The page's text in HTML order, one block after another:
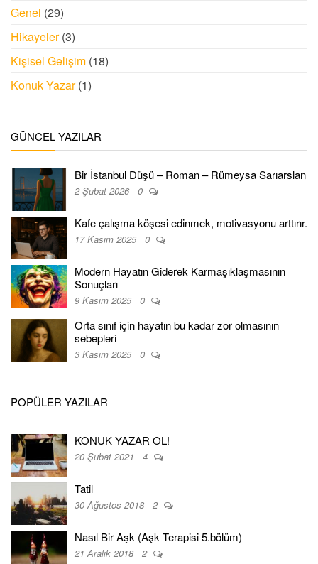
Genel (29)
Hikayeler(3)
Kişisel Gelişim (18)
Konuk Yazar(1)
GÜNCEL YAZILAR
Bir İstanbul Düşü – Roman – Rümeysa Sarıarslan
2 Şubat 2026 0
Kafe çalışma köşesi edinmek, motivasyonu arttırır.
17 Kasım 2025 0
Modern Hayatın Giderek Karmaşıklaşmasının
Sonuçları
9 Kasım 2025 0
Orta sınıf için hayatın bu kadar zor olmasının
sebepleri
3 Kasım 2025 0
POPÜLER YAZILAR
KONUK YAZAR OL!
20 Şubat 2021 4
Tatil
30 Ağustos 2018 2
Nasıl Bir Aşk (Aşk Terapisi 5.bölüm)
21 Aralık 2018 2